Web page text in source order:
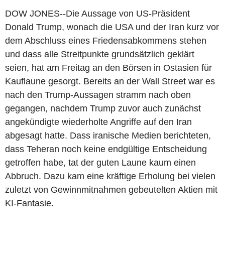
DOW JONES--Die Aussage von US-Präsident
Donald Trump, wonach die USA und der Iran kurz vor
dem Abschluss eines Friedensabkommens stehen
und dass alle Streitpunkte grundsätzlich geklärt
seien, hat am Freitag an den Börsen in Ostasien für
Kauflaune gesorgt. Bereits an der Wall Street war es
nach den Trump-Aussagen stramm nach oben
gegangen, nachdem Trump zuvor auch zunächst
angekündigte wiederholte Angriffe auf den Iran
abgesagt hatte. Dass iranische Medien berichteten,
dass Teheran noch keine endgültige Entscheidung
getroffen habe, tat der guten Laune kaum einen
Abbruch. Dazu kam eine kräftige Erholung bei vielen
zuletzt von Gewinnmitnahmen gebeutelten Aktien mit
KI-Fantasie.